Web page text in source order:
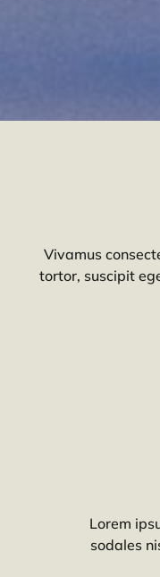
Vivamus
tortor, suscipit
Lorem
sodales